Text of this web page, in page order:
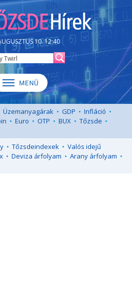
10. 12:40
Üzemanyagárak • GDP • Infláció •
• Euro • OTP • BUX • Tőzsde •
• Tőzsdeindexek • Valós idejű
• Deviza árfolyam • Arany árfolyam •